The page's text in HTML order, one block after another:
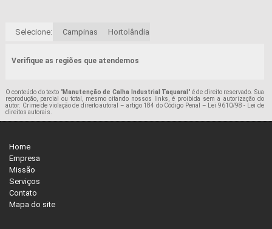
Selecione: Campinas Hortolândia
Verifique as regiões que atendemos
O conteúdo do texto "Manutenção de Calha Industrial Taquaral " é de direito reservado. Sua
reprodução, parcial ou total, mesmo citando nossos links, é proibida sem a autorização do
autor. Crime de violação de direito autoral – artigo 184 do Código Penal – Lei 9610/98 - Lei de
direitos autorais.
Home
Empresa
Missão
Serviços
Contato
Mapa do site